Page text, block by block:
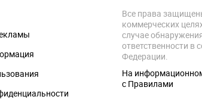
Все права
коммерческих
случае
ответственности в
Федерации.
На
с Правилами